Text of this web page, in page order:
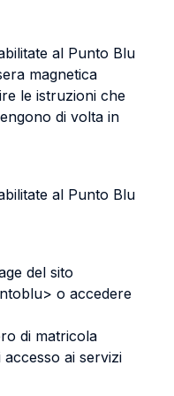
al Punto Blu
magnetica
le istruzioni che
di volta in
al Punto Blu
del sito
o accedere
di matricola
ai servizi